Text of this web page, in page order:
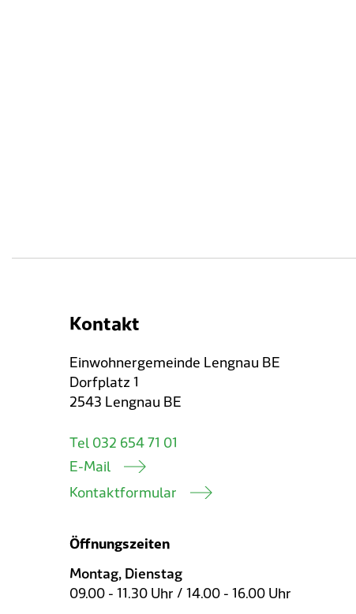
Kontakt
Einwohnergemeinde Lengnau BE
Dorfplatz 1
2543 Lengnau BE
Tel 032 654 71 01
E-Mail
Kontaktformular
Öffnungszeiten
Montag, Dienstag
09.00 - 11.30 Uhr / 14.00 - 16.00 Uhr